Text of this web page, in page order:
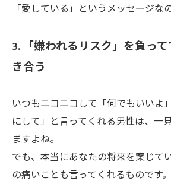
「愛している」というメッセージな
3. 「嫌われるリスク」を負っ
き合う
いつもニコニコして「何でもいいよ
にして」と言ってくれる男性は、一
ますよね。
でも、本当にあなたの将来を案じて
の痛いことも言ってくれるものです。